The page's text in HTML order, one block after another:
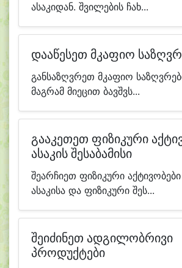
ასაკიდან. შვილების ჩახ...
დააწესეთ მკაფიო
განსაზღვრეთ მკაფიო
მაგრამ მიეცით ბავშვს...
გააკეთეთ ფიზიკური
ასაკის შესაბამისი
შეარჩიეთ ფიზიკური აქტივობები
ასაკისა და ფიზიკური შეს...
შეიძინეთ ადგილობრივი
პროდუქტები